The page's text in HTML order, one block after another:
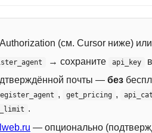
Authorization (см. Cursor ниже)
→ сохраните api_key
почты — без
, get_pricing ,
.
— опционально